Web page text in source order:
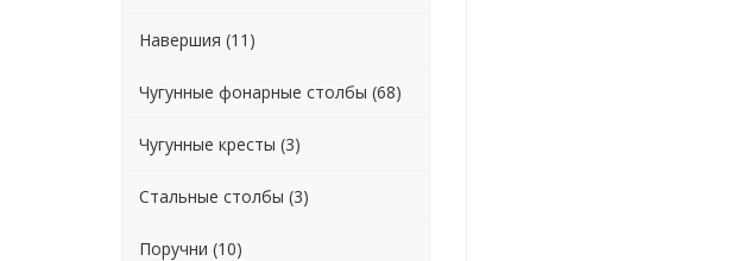
Навершия (11)
Чугунные фонарные столбы (68)
Чугунные кресты (3)
Стальные столбы (3)
Поручни (10)